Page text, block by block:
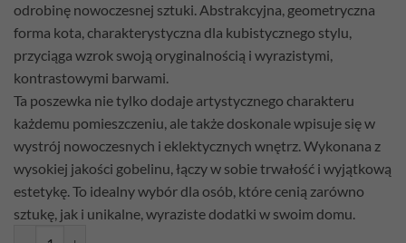
odrobinę nowoczesnej sztuki. Abstrakcyjna, geometryczna
forma kota, charakterystyczna dla kubistycznego stylu,
przyciąga wzrok swoją oryginalnością i wyrazistymi,
kontrastowymi barwami.
Ta poszewka nie tylko dodaje artystycznego charakteru
każdemu pomieszczeniu, ale także doskonale wpisuje się w
wystrój nowoczesnych i eklektycznych wnętrz. Wykonana z
wysokiej jakości gobelinu, łączy w sobie trwałość i wyjątkową
estetykę. To idealny wybór dla osób, które cenią zarówno
sztukę, jak i unikalne, wyraziste dodatki w swoim domu.